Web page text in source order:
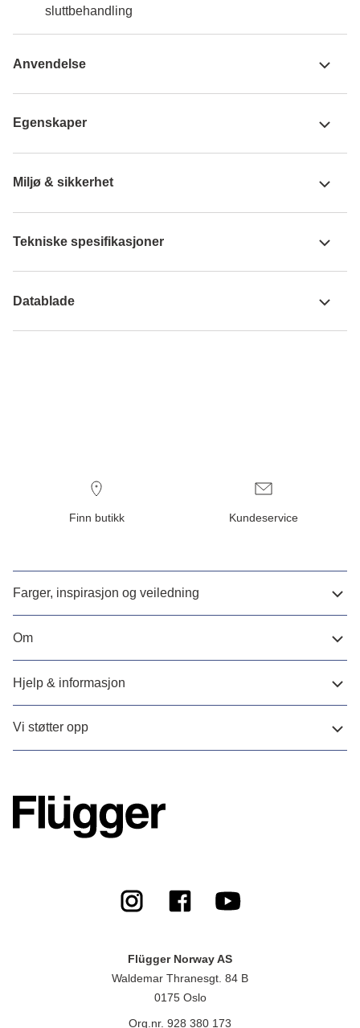
sluttbehandling
Anvendelse
Egenskaper
Miljø & sikkerhet
Tekniske spesifikasjoner
Datablade
Finn butikk Kundeservice
Farger, inspirasjon og veiledning
Om
Hjelp & informasjon
Vi støtter opp
Flügger Norway AS
Waldemar Thranesgt. 84 B
0175 Oslo
Org.nr. 928 380 173